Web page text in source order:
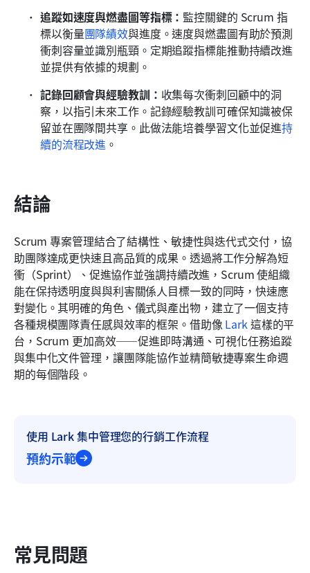
追蹤如速度與燃盡圖等指標： 監控關鍵的 Scrum 指
標以衡量團隊績效與進度。速度與燃盡圖有助於預測
衝刺容量並識別瓶頸。定期追蹤指標能推動持續改進
並提供有依據的規劃。
記錄回顧會與經驗教訓： 收集每次衝刺回顧中的洞
察，以指引未來工作。記錄經驗教訓可確保知識被保
留並在團隊間共享。此做法能培養學習文化並促進持
續的流程改進 。
結論
Scrum 專案管理結合了結構性、敏捷性與迭代式交付，協
助團隊達成更快速且高品質的成果。透過將工作分解為短
衝（Sprint）、促進協作並強調持續改進，Scrum 使組織
能在保持透明度與與利害關係人目標一致的同時，快速應
對變化。其明確的角色、儀式與產出物，建立了一個支持
各種規模團隊責任感與效率的框架。借助像 Lark 這樣的平
台，Scrum 更加高效——促進即時溝通、可視化任務追蹤
與集中化文件管理，讓團隊能協作並精簡敏捷專案生命週
期的每個階段。
使用 Lark 集中管理您的行銷工作流程
預約示範
常見問題